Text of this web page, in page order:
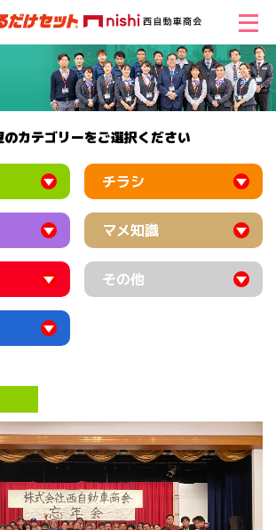
のカテゴリーをご選択ください
チラシ
マメ知識
その他